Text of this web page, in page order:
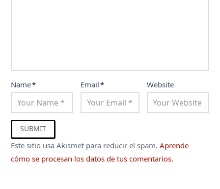
Name* Email* Website
Este sitio usa Akismet para reducir el spam.Aprende
cómo se procesan los datos de tus comentarios.